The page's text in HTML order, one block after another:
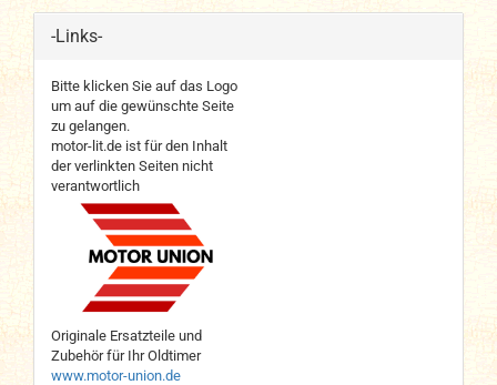
-Links-
Bitte klicken Sie auf das Logo
um auf die gewünschte Seite
zu gelangen.
motor-lit.de ist für den Inhalt
der verlinkten Seiten nicht
verantwortlich
Originale Ersatzteile und
Zubehör für Ihr Oldtimer
www.motor-union.de